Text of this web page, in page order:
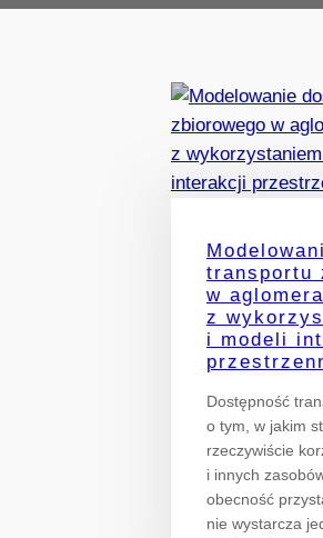
transportu
w
z
i modeli
Dostępność
o tym, w jakim
rzeczywiście
i innych
obecność
nie wystarcza